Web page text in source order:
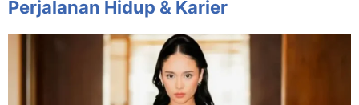
Perjalanan Hidup & Karier